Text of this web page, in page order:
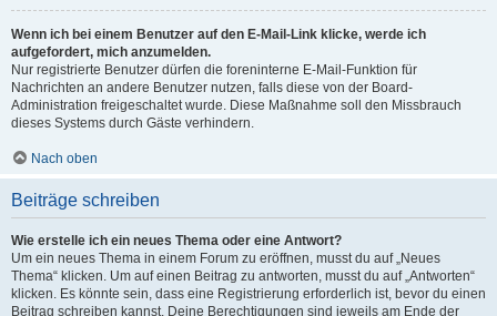
Wenn ich bei einem Benutzer auf den E-Mail-Link klicke, werde ich
aufgefordert, mich anzumelden.
Nur registrierte Benutzer dürfen die foreninterne E-Mail-Funktion für
Nachrichten an andere Benutzer nutzen, falls diese von der Board-
Administration freigeschaltet wurde. Diese Maßnahme soll den Missbrauch
dieses Systems durch Gäste verhindern.
Nach oben
Beiträge schreiben
Wie erstelle ich ein neues Thema oder eine Antwort?
Um ein neues Thema in einem Forum zu eröffnen, musst du auf „Neues
Thema“ klicken. Um auf einen Beitrag zu antworten, musst du auf „Antworten“
klicken. Es könnte sein, dass eine Registrierung erforderlich ist, bevor du einen
Beitrag schreiben kannst. Deine Berechtigungen sind jeweils am Ende der